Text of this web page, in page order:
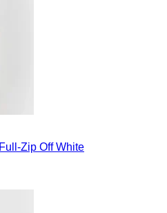
Zip Off White